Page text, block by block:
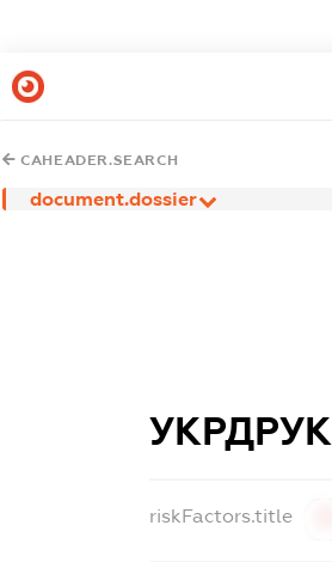
CAHEADER.SEARCH
document.dossier
УКРДРУК
riskFactors.title